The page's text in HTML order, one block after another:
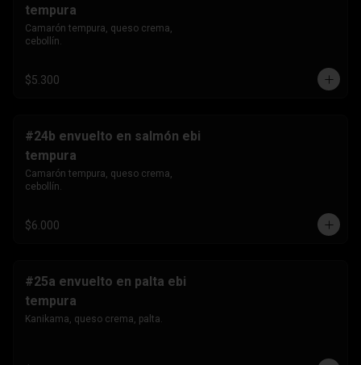
tempura
Camarón tempura, queso crema,
cebollín.
$5.300
#24b envuelto en salmón ebi
tempura
Camarón tempura, queso crema,
cebollín.
$6.000
#25a envuelto en palta ebi
tempura
Kanikama, queso crema, palta.